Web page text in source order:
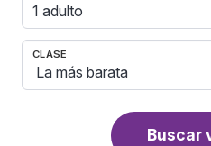
1 adulto
CLASE
Buscar